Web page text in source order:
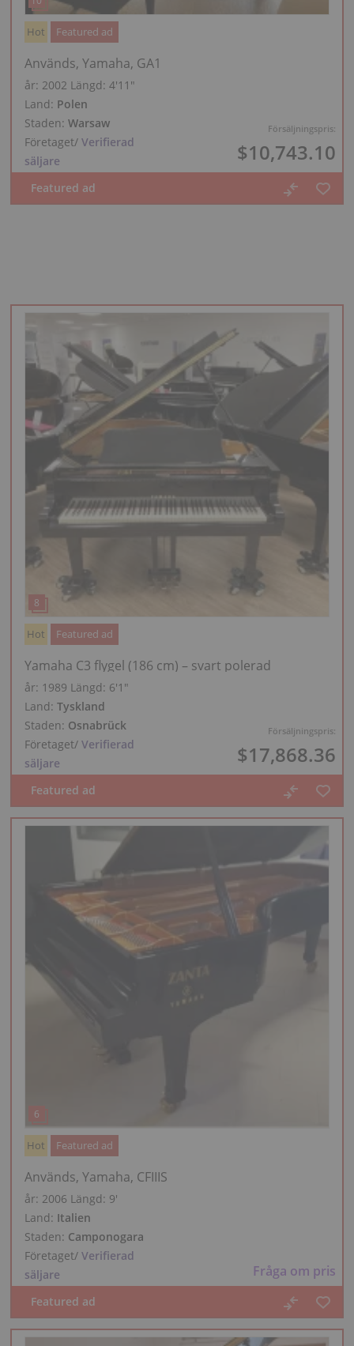
Försäljningspris:
$10,743.10
Hot Featured ad
Används, Yamaha, GA1
år: 2002 Längd: 4′11″
Land: Polen
Staden: Warsaw
Företaget/ Verifierad
säljare
Försäljningspris:
$17,868.36
Hot Featured ad
Yamaha C3 flygel (186 cm) – svart polerad
år: 1989 Längd: 6′1″
Land: Tyskland
Staden: Osnabrück
Företaget/ Verifierad
säljare
Fråga om pris
Hot Featured ad
Används, Yamaha, CFIIIS
år: 2006 Längd: 9′
Land: Italien
Staden: Camponogara
Företaget/ Verifierad
säljare